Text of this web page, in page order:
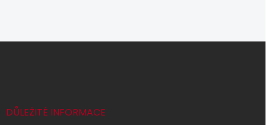
Z
DŮLEŽITÉ INFORMACE